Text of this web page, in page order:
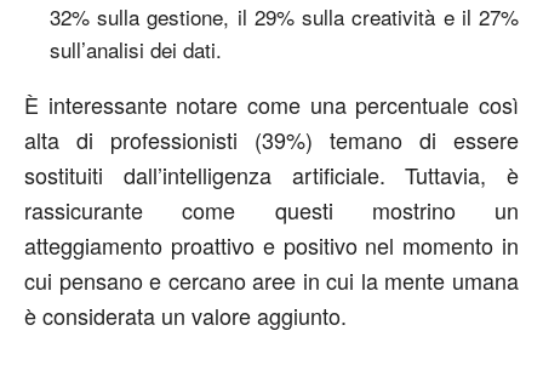
32% sulla gestione, il 29% sulla creatività e il 27%
sull’analisi dei dati.
È interessante notare come una percentuale così
alta di professionisti (39%) temano di essere
sostituiti dall’intelligenza artificiale. Tuttavia, è
rassicurante come questi mostrino un
atteggiamento proattivo e positivo nel momento in
cui pensano e cercano aree in cui la mente umana
è considerata un valore aggiunto.